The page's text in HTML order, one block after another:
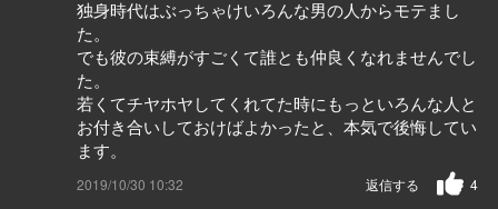
独身時代はぶっちゃけいろんな男の人からモテまし
た。
でも彼の束縛がすごくて誰とも仲良くなれませんでし
た。
若くてチヤホヤしてくれてた時にもっといろんな人と
お付き合いしておけばよかったと、本気で後悔してい
ます。
2019/10/30 10:32 4
返信する